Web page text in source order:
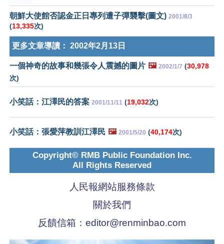
朝鮮大使館否認金正日專列遭子彈襲擊(圖文) 2001/8/3
(13,335次)
更多文章導讀： 2002年2月13日
一個神奇的故事和幾張令人震撼的圖片 🖼️ 2002/1/7 (30,978
次)
小笑話：江澤民的答案 2001/11/11 (19,032次)
小笑話：張愛萍教訓江澤民 🖼️ 2001/5/20 (40,174次)
Copyright© RMB Public Foundation Inc.
All Rights Reserved
人民報網站服務條款
關於我們
反饋信箱： editor@renminbao.com